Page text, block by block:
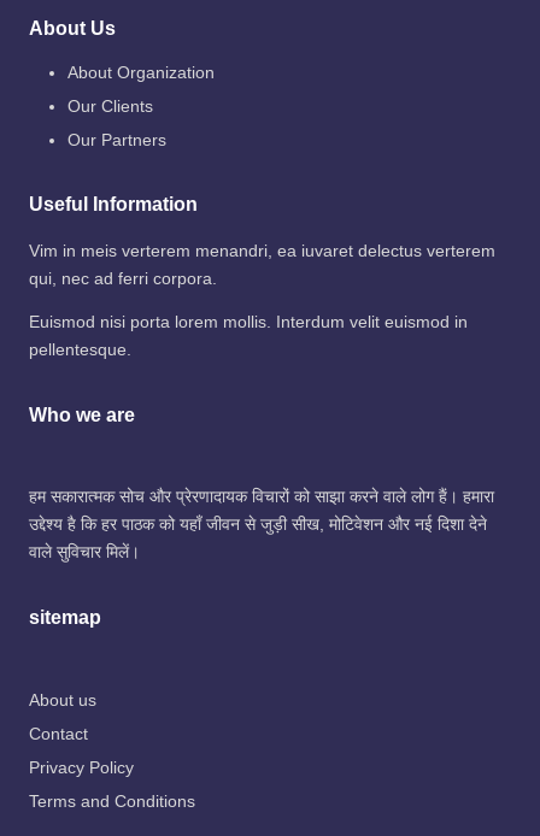
About Us
About Organization
Our Clients
Our Partners
Useful Information
Vim in meis verterem menandri, ea iuvaret delectus verterem
qui, nec ad ferri corpora.
Euismod nisi porta lorem mollis. Interdum velit euismod in
pellentesque.
Who we are
हम सकारात्मक सोच और प्रेरणादायक विचारों को साझा करने वाले लोग हैं। हमारा
उद्देश्य है कि हर पाठक को यहाँ जीवन से जुड़ी सीख, मोटिवेशन और नई दिशा देने
वाले सुविचार मिलें।
sitemap
About us
Contact
Privacy Policy
Terms and Conditions